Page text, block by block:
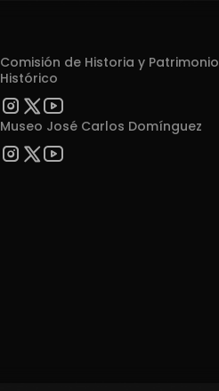
Comisión de Historia y Patrimonio
Histórico
Museo José Carlos Domínguez